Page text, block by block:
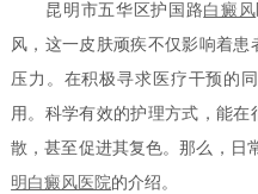
昆明市五华区护国路白癜风
风，这一皮肤顽疾不仅影响着
压力。在积极寻求医疗干预的
用。科学有效的护理方式，能
散，甚至促进其复色。那么，日
明白癜风医院的介绍。